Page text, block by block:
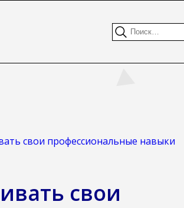
свои профессиональные навыки
свои